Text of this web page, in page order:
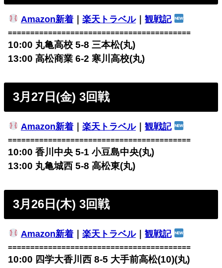
Amazon新着｜ 楽天トラベル｜ 観戦記
=========================================
10:00 丸亀高校 5-8 三本松(丸)
13:00 高松商業 6-2 寒川高校(丸)
3月27日(金) 3回戦
Amazon新着｜ 楽天トラベル｜ 観戦記
=========================================
10:00 香川中央 5-1 小豆島中央(丸)
13:00 丸亀城西 5-8 高松東(丸)
3月26日(木) 3回戦
Amazon新着｜ 楽天トラベル｜ 観戦記
=========================================
10:00 四学大香川西 8-5 大手前高松(10)(丸)